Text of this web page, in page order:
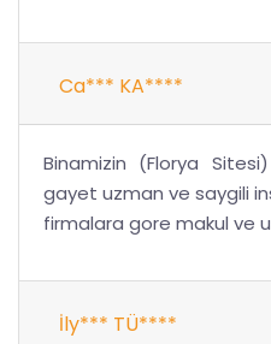
Ca*** KA****
Binamizin (Florya
gayet uzman ve saygili
firmalara gore makul ve
İly*** TÜ****